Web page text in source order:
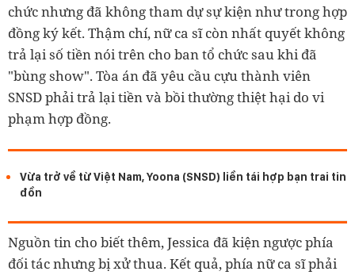
chức nhưng đã không tham dự sự kiện như trong hợp
đồng ký kết. Thậm chí, nữ ca sĩ còn nhất quyết không
trả lại số tiền nói trên cho ban tổ chức sau khi đã
"bùng show". Tòa án đã yêu cầu cựu thành viên
SNSD phải trả lại tiền và bồi thường thiệt hại do vi
phạm hợp đồng.
Vừa trở về từ Việt Nam, Yoona (SNSD) liền tái hợp bạn trai tin
đồn
Nguồn tin cho biết thêm, Jessica đã kiện ngược phía
đối tác nhưng bị xử thua. Kết quả, phía nữ ca sĩ phải